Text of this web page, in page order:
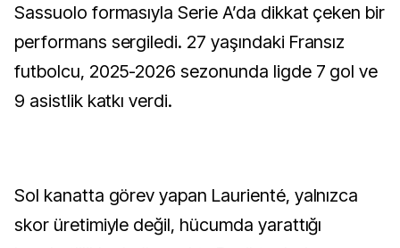
Sassuolo formasıyla Serie A’da dikkat çeken bir
performans sergiledi. 27 yaşındaki Fransız
futbolcu, 2025-2026 sezonunda ligde 7 gol ve
9 asistlik katkı verdi.
Sol kanatta görev yapan Laurienté, yalnızca
skor üretimiyle değil, hücumda yarattığı